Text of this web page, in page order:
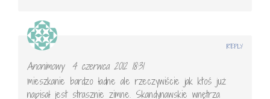
Anonimowy
4 czerwca 2012 18:31
mieszkanie bardzo ładne ale rzeczywiście jak ktoś już
napisał jest strasznie zimne. Skandynawskie wnętrza
REPLY